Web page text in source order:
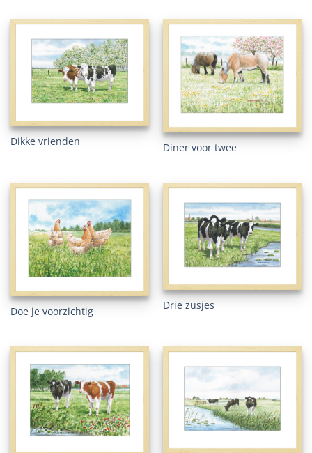
Dikke vrienden Diner voor twee
Doe je voorzichtig Drie zusjes